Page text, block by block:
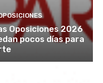
Oposiciones 2026
pocos días para